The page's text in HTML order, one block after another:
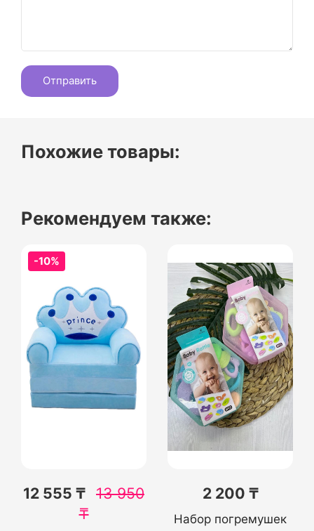
Похожие товары:
Рекомендуем также:
-10%
12 555 ₸ 13 950
₸
2 200 ₸
Набор погремушек